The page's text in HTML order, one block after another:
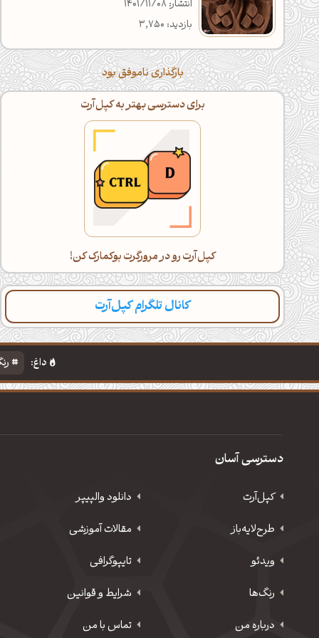
انتشار: 1401/11/08
بازدید: 3,750
بارگذاری ناموفق بود
برای دسترسی بهتر به کپل‌آرت
کپل‌آرت رو در مرورگرت بوکمارک کن!
کانال تلگرام کپل‌آرت
داغ:
دسترسی آسان
کپل‌آرت دانلود‌ والپیپر
طرح‌لایه‌باز
مقالات آموزشی
ویدئو
‌تایپوگرافی
رنگ‌ها
شرایط و قوانین
درباره من
تماس با من